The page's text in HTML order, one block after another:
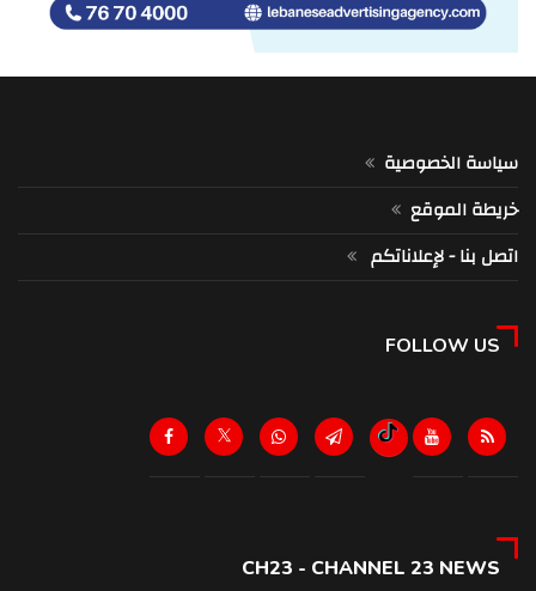
سياسة الخصوصية
خريطة الموقع
اتصل بنا - لإعلاناتكم
FOLLOW US
CH23 - CHANNEL 23 NEWS